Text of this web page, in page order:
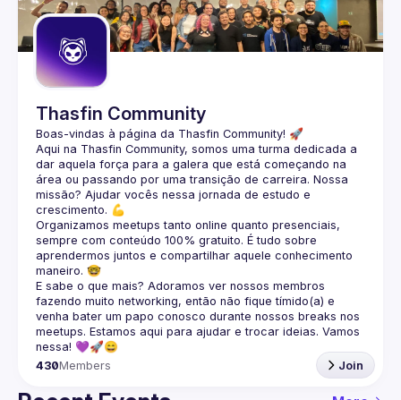
Guilds
Thasfin Community
Boas-vindas à página da Thasfin Community! 🚀
Aqui na Thasfin Community, somos uma turma dedicada a
dar aquela força para a galera que está começando na
área ou passando por uma transição de carreira. Nossa
missão? Ajudar vocês nessa jornada de estudo e
crescimento. 💪
Organizamos meetups tanto online quanto presenciais,
sempre com conteúdo 100% gratuito. É tudo sobre
aprendermos juntos e compartilhar aquele conhecimento
maneiro. 🤓
E sabe o que mais? Adoramos ver nossos membros
fazendo muito networking, então não fique tímido(a) e
venha bater um papo conosco durante nossos breaks nos
meetups. Estamos aqui para ajudar e trocar ideias. Vamos
nessa! 💜🚀😄
430Members Join